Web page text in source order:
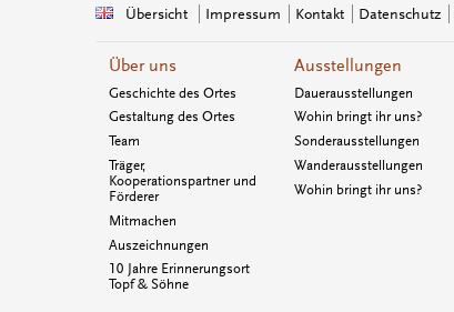
Übersicht Impressum Kontakt Datenschutz
Über uns
Geschichte des Ortes
Gestaltung des Ortes
Team
Träger,
Kooperationspartner und
Förderer
Mitmachen
Auszeichnungen
10 Jahre Erinnerungsort
Topf & Söhne
Ausstellungen
Dauerausstellungen
Wohin bringt ihr uns?
Sonderausstellungen
Wanderausstellungen
Wohin bringt ihr uns?